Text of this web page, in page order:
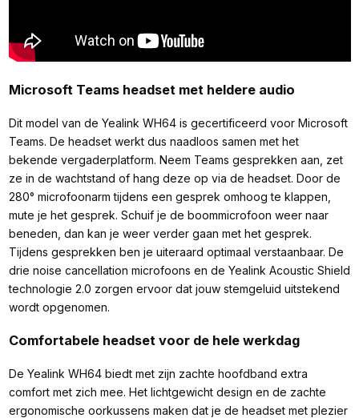
Microsoft Teams headset met heldere audio
Dit model van de Yealink WH64 is gecertificeerd voor Microsoft
Teams. De headset werkt dus naadloos samen met het
bekende vergaderplatform. Neem Teams gesprekken aan, zet
ze in de wachtstand of hang deze op via de headset. Door de
280° microfoonarm tijdens een gesprek omhoog te klappen,
mute je het gesprek. Schuif je de boommicrofoon weer naar
beneden, dan kan je weer verder gaan met het gesprek.
Tijdens gesprekken ben je uiteraard optimaal verstaanbaar. De
drie noise cancellation microfoons en de Yealink Acoustic Shield
technologie 2.0 zorgen ervoor dat jouw stemgeluid uitstekend
wordt opgenomen.
Comfortabele headset voor de hele werkdag
De Yealink WH64 biedt met zijn zachte hoofdband extra
comfort met zich mee. Het lichtgewicht design en de zachte
ergonomische oorkussens maken dat je de headset met plezier